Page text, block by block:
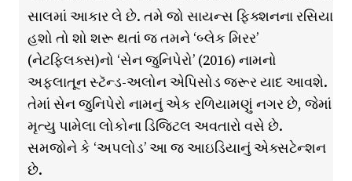
સાલમાં આકાર લે છે. તમે જો સાયન્સ ફિક્શનના રસિયા
હશો તો શો શરૂ થતાં જ તમને ‘બ્લેક મિરર’
(નેટફ્લિક્સ)નો ‘સેન જુનિપેરો’ (2016) નામનો
અફલાતૂન સ્ટૅન્ડ-અલોન એપિસોડ જરૂર યાદ આવશે.
તેમાં સેન જુનિપેરો નામનું એક રળિયામણું નગર છે, જેમાં
મૃત્યુ પામેલા લોકોના ડિજિટલ અવતારો વસે છે.
સમજોને કે ‘અપલોડ’ આ જ આઇડિયાનું એક્સટેન્શન
છે.